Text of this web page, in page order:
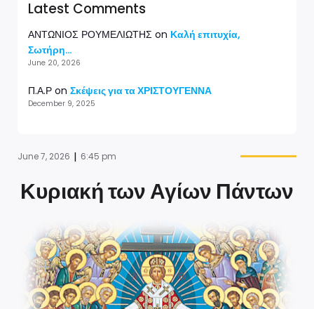
Latest Comments
ΑΝΤΩΝΙΟΣ ΡΟΥΜΕΛΙΩΤΗΣ on Καλή επιτυχία,
Σωτήρη…
June 20, 2026
Π.Α.Ρ on Σκέψεις για τα ΧΡΙΣΤΟΥΓΕΝΝΑ
December 9, 2025
June 7, 2026 | 6:45 pm
Κυριακή των Αγίων Πάντων